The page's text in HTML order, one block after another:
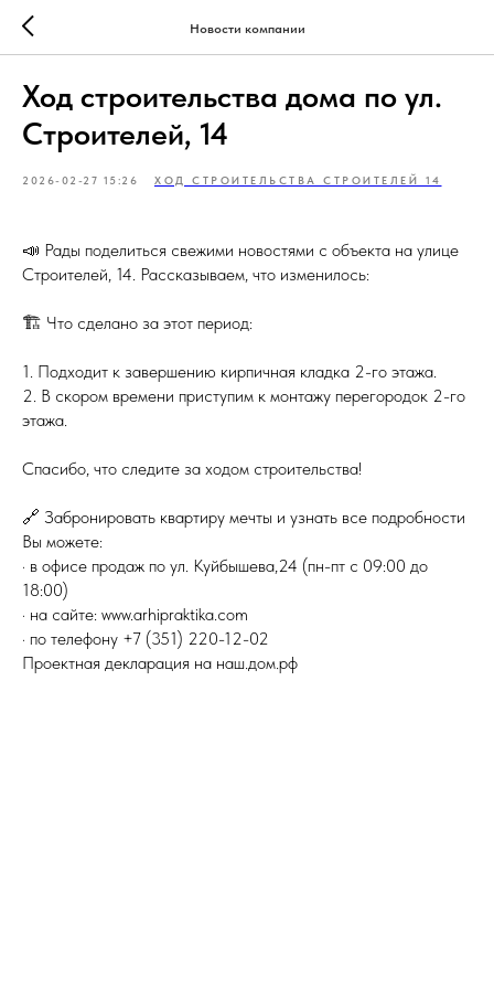
Новости компании
Ход строительства дома по ул.
Строителей, 14
2026-02-27 15:26 ХОД СТРОИТЕЛЬСТВА СТРОИТЕЛЕЙ 14
📣 Рады поделиться свежими новостями с объекта на улице
Строителей, 14. Рассказываем, что изменилось:
🏗 Что сделано за этот период:
1. Подходит к завершению кирпичная кладка 2-го этажа.
2. В скором времени приступим к монтажу перегородок 2-го
этажа.
Спасибо, что следите за ходом строительства!
🔗 Забронировать квартиру мечты и узнать все подробности
Вы можете:
· в офисе продаж по ул. Куйбышева,24 (пн-пт с 09:00 до
18:00)
· на сайте: www.arhipraktika.com
· по телефону +7 (351) 220-12-02
Проектная декларация на наш.дом.рф